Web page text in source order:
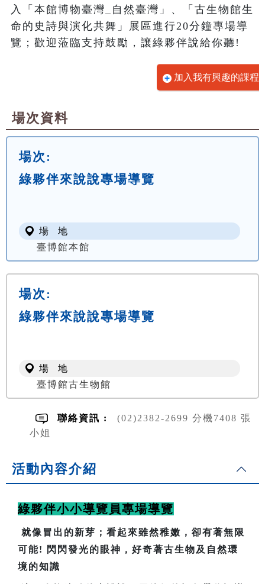
入「本館博物臺灣_自然臺灣」、「古生物館生
命的史詩與演化共舞」展區進行20分鐘專場導
覽；歡迎蒞臨支持鼓勵，讓綠夥伴說給你聽!
加入我有興趣的課程
場次資料
場次:
綠夥伴來說說專場導覽
場 地
臺博館本館
場次:
綠夥伴來說說專場導覽
場 地
臺博館古生物館
聯絡資訊 :
(02)2382-2699 分機7408 張
小姐
活動內容介紹
綠夥伴小小導覽員專場導覽
就像冒出的新芽；看起來雖然稚嫩，卻有著無限
可能! 閃閃發光的眼神，好奇著古生物及自然環
境的知識